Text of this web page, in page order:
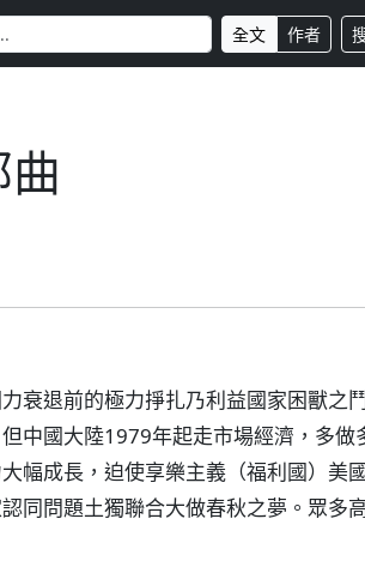
全文 作者
衰退前的極力掙扎乃利益國家困獸之
中國大陸1979年起走市場經濟，多做
幅成長，迫使享樂主義（福利國）美
同問題土獨聯合大做春秋之夢。眾多